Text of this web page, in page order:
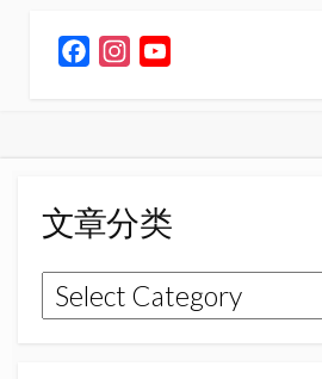
o
o
k
r
a
m
C
h
文章分类
文
章